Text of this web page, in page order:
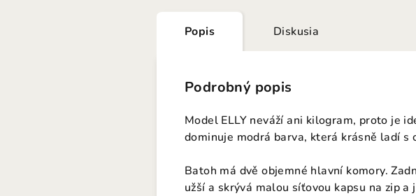
Popis Diskusia
Podrobný popis
Model ELLY neváží ani kilogram, proto je
dominuje modrá barva, která krásně ladí s
Batoh má dvě objemné hlavní komory.
užší a skrývá malou síťovou kapsu na zip